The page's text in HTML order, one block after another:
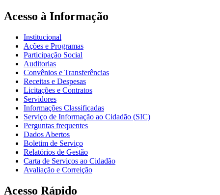
Acesso à Informação
Institucional
Ações e Programas
Participação Social
Auditorias
Convênios e Transferências
Receitas e Despesas
Licitações e Contratos
Servidores
Informações Classificadas
Serviço de Informação ao Cidadão (SIC)
Perguntas frequentes
Dados Abertos
Boletim de Serviço
Relatórios de Gestão
Carta de Serviços ao Cidadão
Avaliação e Correição
Acesso Rápido